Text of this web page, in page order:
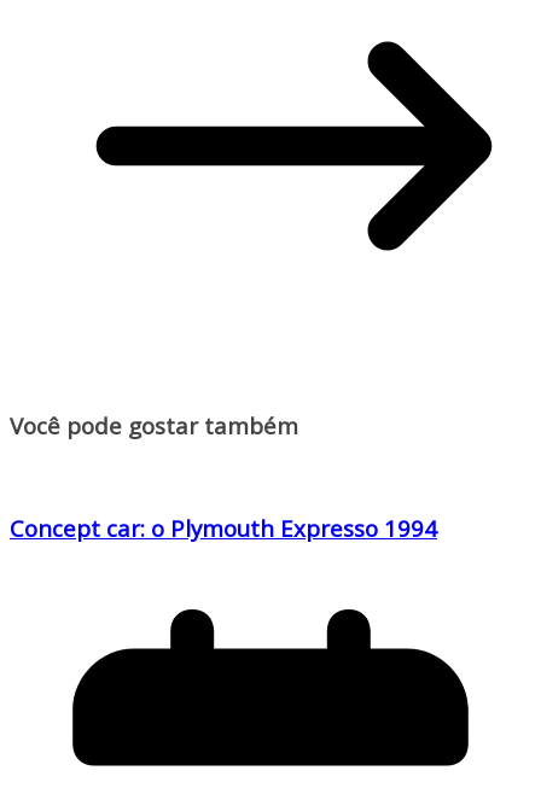
Você pode gostar também
Concept car: o Plymouth Expresso 1994